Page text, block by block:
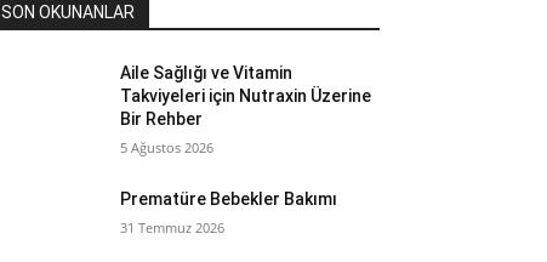
SON OKUNANLAR
Aile Sağlığı ve Vitamin
Takviyeleri için Nutraxin Üzerine
Bir Rehber
5 Ağustos 2026
Prematüre Bebekler Bakımı
31 Temmuz 2026